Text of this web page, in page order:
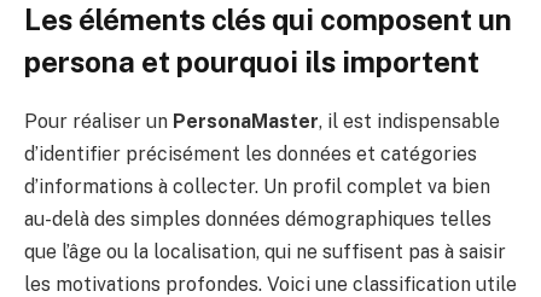
Les éléments clés qui composent un
persona et pourquoi ils importent
Pour réaliser un PersonaMaster, il est indispensable
d’identifier précisément les données et catégories
d’informations à collecter. Un profil complet va bien
au-delà des simples données démographiques telles
que l’âge ou la localisation, qui ne suffisent pas à saisir
les motivations profondes. Voici une classification utile